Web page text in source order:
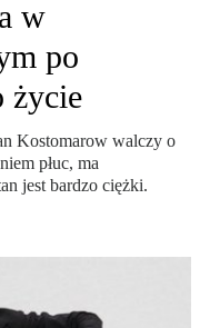
w
po
życie
Kostomarow walczy o
płuc, ma
jest bardzo ciężki.